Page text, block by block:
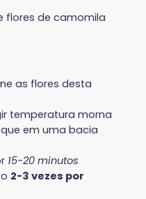
flores de camomila
as flores desta
temperatura morna
em uma bacia
15-20 minutos
2-3 vezes por